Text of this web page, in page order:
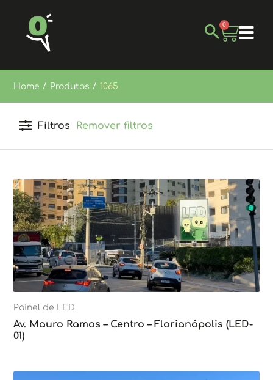
0
Home / Produtos / 1065
Filtros Remover filtros
Painel de LED
Av. Mauro Ramos – Centro – Florianópolis (LED-
01)